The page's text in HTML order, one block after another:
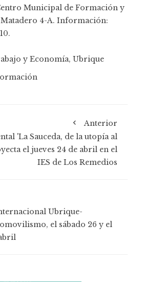
Municipal de Formación y
4-A. Información:
y Economía, Ubrique
Anterior
'La Sauceda, de la utopía al
el jueves 24 de abril en el
IES de Los Remedios
Ubrique-
el sábado 26 y el